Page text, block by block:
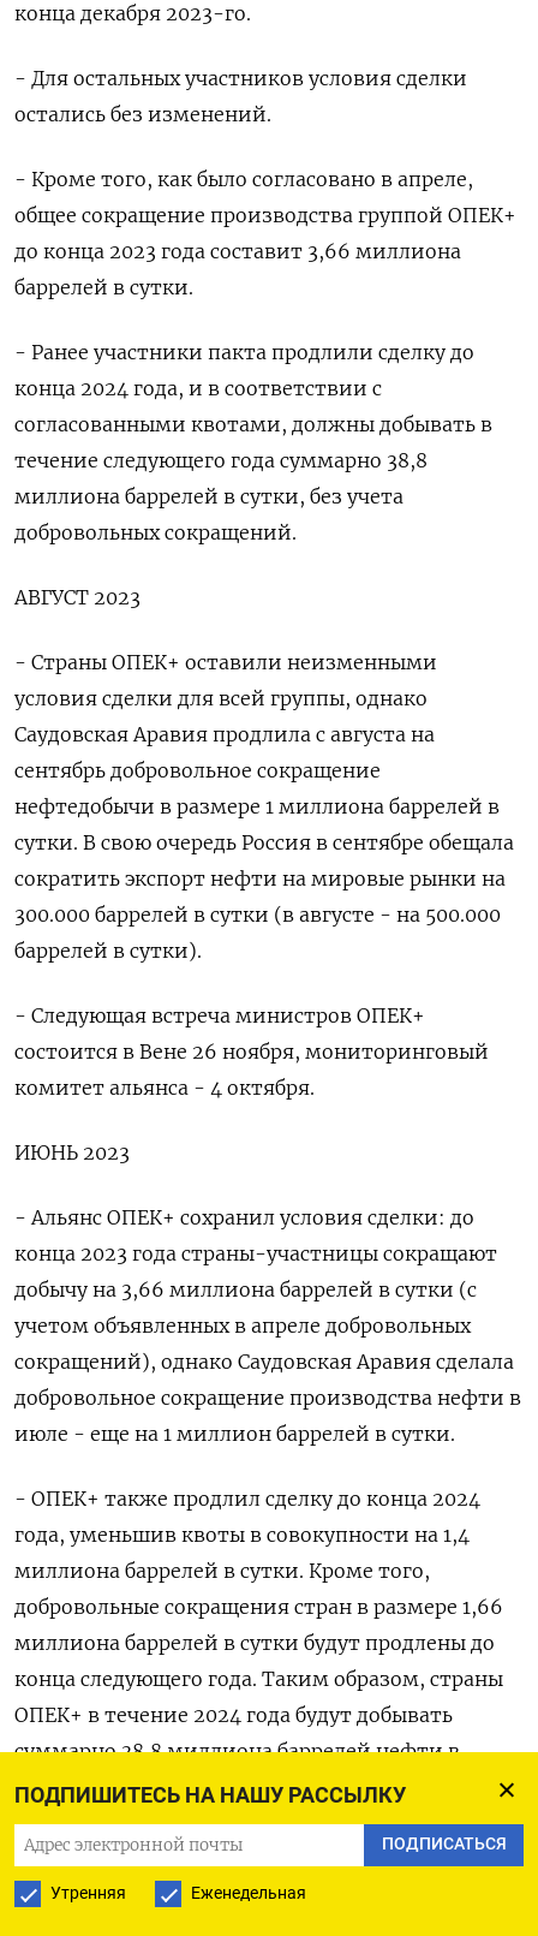
ПОДПИШИТЕСЬ НА НАШУ РАССЫЛКУ
ПОДПИСАТЬСЯ
Утренняя Еженедельная
конца декабря 2023-го.
- Для остальных участников условия сделки
остались без изменений.
- Кроме того, как было согласовано в апреле,
общее сокращение производства группой ОПЕК+
до конца 2023 года составит 3,66 миллиона
баррелей в сутки.
- Ранее участники пакта продлили сделку до
конца 2024 года, и в соответствии с
согласованными квотами, должны добывать в
течение следующего года суммарно 38,8
миллиона баррелей в сутки, без учета
добровольных сокращений.
АВГУСТ 2023
- Страны ОПЕК+ оставили неизменными
условия сделки для всей группы, однако
Саудовская Аравия продлила с августа на
сентябрь добровольное сокращение
нефтедобычи в размере 1 миллиона баррелей в
сутки. В свою очередь Россия в сентябре обещала
сократить экспорт нефти на мировые рынки на
300.000 баррелей в сутки (в августе - на 500.000
баррелей в сутки).
- Следующая встреча министров ОПЕК+
состоится в Вене 26 ноября, мониторинговый
комитет альянса - 4 октября.
ИЮНЬ 2023
- Альянс ОПЕК+ сохранил условия сделки: до
конца 2023 года страны-участницы сокращают
добычу на 3,66 миллиона баррелей в сутки (с
учетом объявленных в апреле добровольных
сокращений), однако Саудовская Аравия сделала
добровольное сокращение производства нефти в
июле - еще на 1 миллион баррелей в сутки.
- ОПЕК+ также продлил сделку до конца 2024
года, уменьшив квоты в совокупности на 1,4
миллиона баррелей в сутки. Кроме того,
добровольные сокращения стран в размере 1,66
миллиона баррелей в сутки будут продлены до
конца следующего года. Таким образом, страны
ОПЕК+ в течение 2024 года будут добывать
суммарно 38,8 миллиона баррелей нефти в
сутки.
АПРЕЛЬ 2023